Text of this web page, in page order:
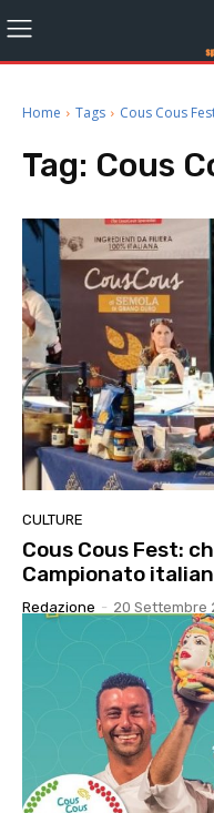
Home Tags Cous Cous
Tag: Cous
CULTURE
Cous Cous Fest:
Campionato
Redazione - 20 Settembre